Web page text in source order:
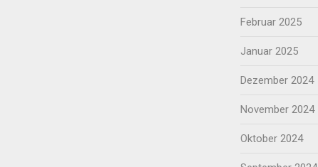
Februar 2025
Januar 2025
Dezember 2024
November 2024
Oktober 2024